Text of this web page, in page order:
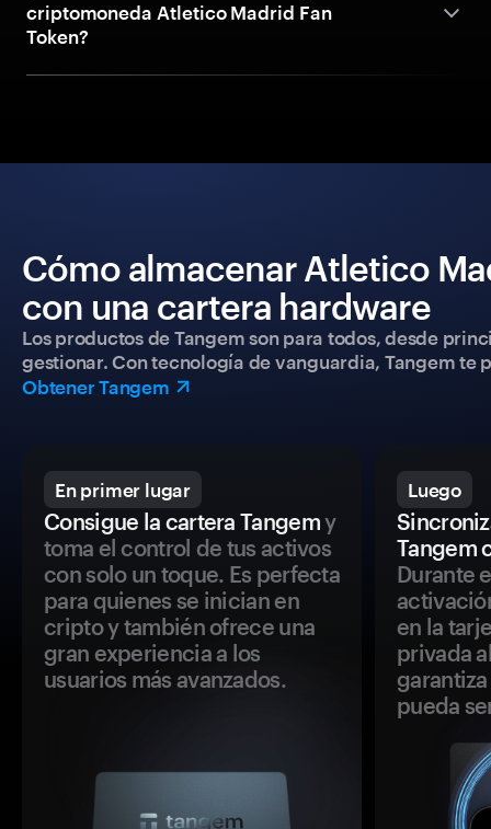
criptomoneda Atletico Madrid Fan
Token?
Cómo almacenar Atletico
con una cartera hardware
Los productos de Tangem son para todos, desde
gestionar. Con tecnología de vanguardia, Tangem
Obtener Tangem
En primer lugar
Consigue la cartera Tangemy
toma el control de tus activos
con solo un toque. Es perfecta
para quienes se inician en
cripto y también ofrece una
gran experiencia a los
usuarios más avanzados.
Luego
Tangem
Durante
en la
privada
pueda